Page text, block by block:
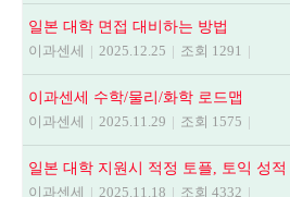
일본 대학 면접 대비하는 방법
이과센세
| 2025.12.25 | 조회 1291 |
이과센세 수학/물리/화학 로드맵
이과센세
| 2025.11.29 | 조회 1575 |
일본 대학 지원시 적정 토플, 토익 성적
이과센세
| 2025.11.18 | 조회 4332 |